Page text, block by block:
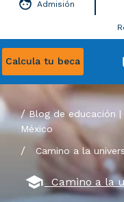
Calcula tu beca
Admisión
Blog de educación |
México
/ Camino a la
Camino a la